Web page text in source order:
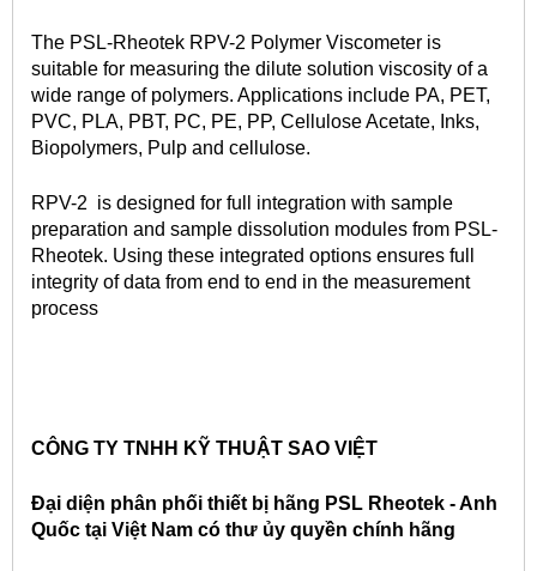
The PSL-Rheotek RPV-2 Polymer Viscometer is
suitable for measuring the dilute solution viscosity of a
wide range of polymers. Applications include PA, PET,
PVC, PLA, PBT, PC, PE, PP, Cellulose Acetate, Inks,
Biopolymers, Pulp and cellulose.
RPV-2 is designed for full integration with sample
preparation and sample dissolution modules from PSL-
Rheotek. Using these integrated options ensures full
integrity of data from end to end in the measurement
process
CÔNG TY TNHH KỸ THUẬT SAO VIỆT
Đại diện phân phối thiết bị hãng PSL Rheotek - Anh
Quốc tại Việt Nam có thư ủy quyền chính hãng